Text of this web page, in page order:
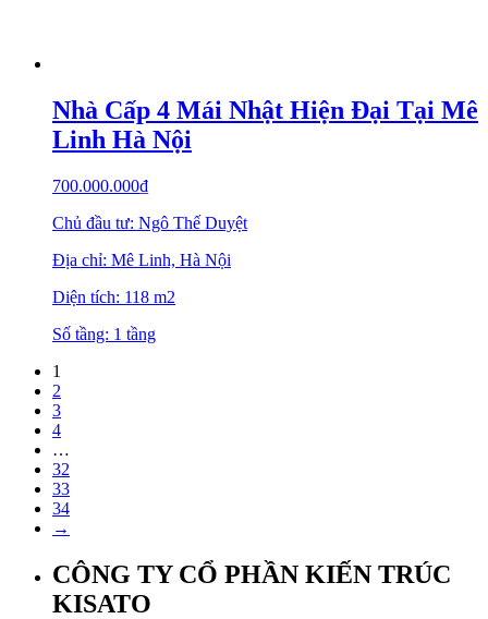
Nhà Cấp 4 Mái Nhật Hiện Đại Tại Mê
Linh Hà Nội
700.000.000₫
Chủ đầu tư: Ngô Thế Duyệt
Địa chỉ: Mê Linh, Hà Nội
Diện tích: 118 m2
Số tầng: 1 tầng
1
2
3
4
…
32
33
34
→
CÔNG TY CỔ PHẦN KIẾN TRÚC
KISATO